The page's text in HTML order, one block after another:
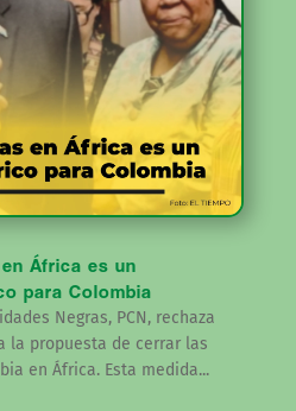
África es un
para Colombia
Negras, PCN, rechaza
la propuesta de cerrar las
en África. Esta medida...